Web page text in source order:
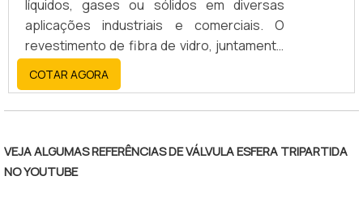
líquidos, gases ou sólidos em diversas
aplicações industriais e comerciais. O
revestimento de fibra de vidro, juntamente
com o aço inoxidável, oferece alta
resistência, durabilidade, flexibilidade e
resistência a altas temperaturas, corrosão
COTAR AGORA
VEJA ALGUMAS REFERÊNCIAS DE VÁLVULA ESFERA TRIPARTIDA
NO YOUTUBE